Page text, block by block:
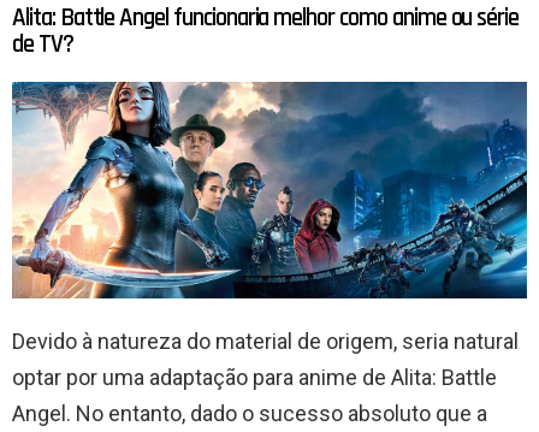
Alita: Battle Angel funcionaria melhor como anime ou série
de TV?
Devido à natureza do material de origem, seria natural
optar por uma adaptação para anime de Alita: Battle
Angel. No entanto, dado o sucesso absoluto que a